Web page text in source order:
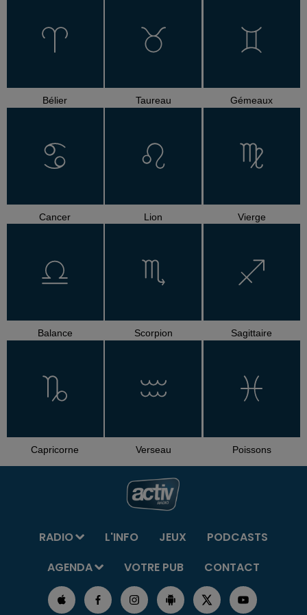
Bélier Taureau Gémeaux
Cancer Lion Vierge
Balance Scorpion Sagittaire
Capricorne Verseau Poissons
RADIO L'INFO JEUX
PODCASTS
AGENDA
VOTRE PUB CONTACT